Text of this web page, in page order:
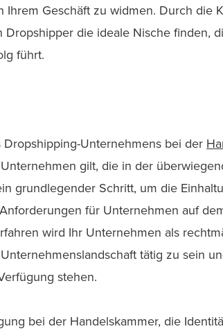
Ihrem Geschäft zu widmen. Durch die
die ideale Nische finden,
führt.
Unternehmens bei der
gilt, die in der
grundlegender Schritt, um die
für Unternehmen auf
wird Ihr Unternehmen als
tätig zu sein
stehen.
bei der Handelskammer, die